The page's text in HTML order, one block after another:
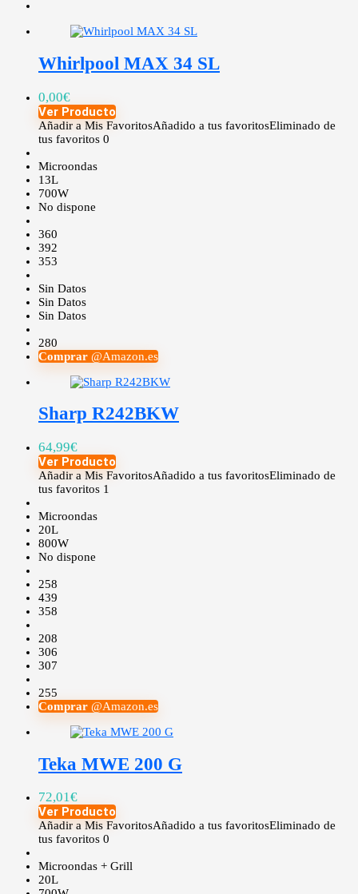
Whirlpool MAX 34 SL
0,00€
Ver Producto
Añadir a Mis FavoritosAñadido a tus favoritosEliminado de
tus favoritos 0
Microondas
13L
700W
No dispone
360
392
353
Sin Datos
Sin Datos
Sin Datos
280
Comprar @Amazon.es
Sharp R242BKW
64,99€
Ver Producto
Añadir a Mis FavoritosAñadido a tus favoritosEliminado de
tus favoritos 1
Microondas
20L
800W
No dispone
258
439
358
208
306
307
255
Comprar @Amazon.es
Teka MWE 200 G
72,01€
Ver Producto
Añadir a Mis FavoritosAñadido a tus favoritosEliminado de
tus favoritos 0
Microondas + Grill
20L